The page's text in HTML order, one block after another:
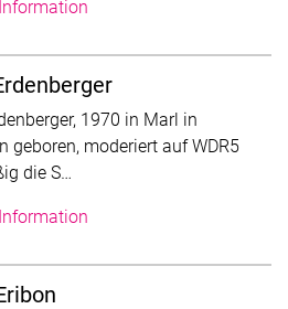
1970 in Marl in
geboren, moderiert auf WDR5
die S…